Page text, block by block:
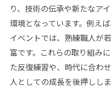
職人が安定した職
静岡市で職人職場
安定志向の職人が
職人の仕事が長期
安定を目指すなら
職人職場で得ら
り、技術の伝承や新たなア
環境となっています。例え
イベントでは、熟練職人が
富です。これらの取り組み
た反復練習や、時代に合わ
人としての成長を後押ししま